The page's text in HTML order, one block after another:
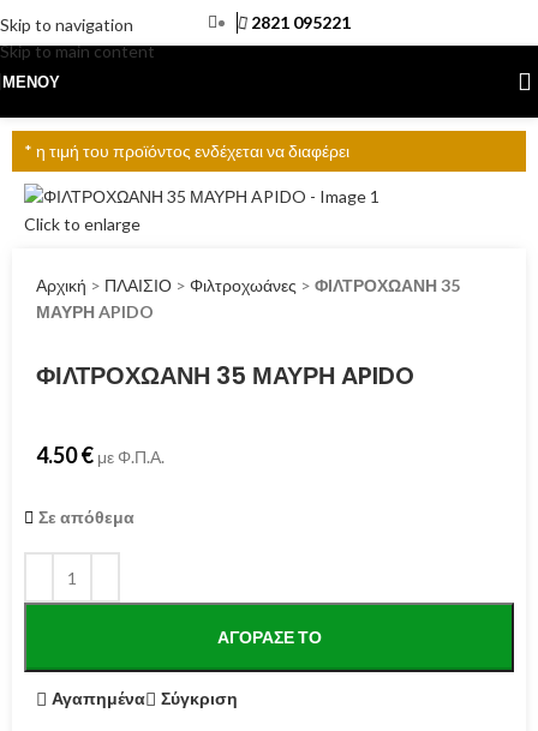
Skip to navigation
Skip to main content
2821 095221
ΜΕΝΟΎ
* η τιμή του προϊόντος ενδέχεται να διαφέρει
Click to enlarge
Αρχική > ΠΛΑΙΣΙΟ > Φιλτροχωάνες > ΦΙΛΤΡΟΧΩΑΝΗ 35
ΜΑΥΡΗ APIDO
ΦΙΛΤΡΟΧΩΑΝΗ 35 ΜΑΥΡΗ APIDO
4.50€ με Φ.Π.Α.
Σε απόθεμα
ΑΓΌΡΑΣΕ ΤΟ
Αγαπημένα Σύγκριση